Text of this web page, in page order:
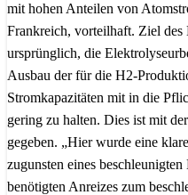
mit hohen Anteilen von
Frankreich, vorteilhaft. Ziel
ursprünglich, die
Ausbau der für die H2-
Stromkapazitäten mit in die
gering zu halten. Dies ist mit
gegeben. „Hier wurde eine
zugunsten eines
benötigten Anreizes zum